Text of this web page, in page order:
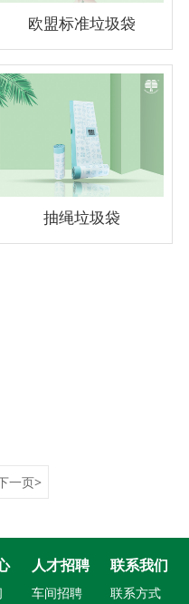
欧盟标准垃圾袋
抽绳垃圾袋
一页>
人才招聘
车间招聘
联系我们
联系方式